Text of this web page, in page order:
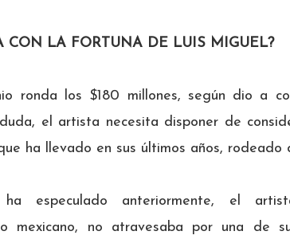
CON LA FORTUNA DE LUIS MIGUEL?
ronda los $180 millones, según dio a
el artista necesita disponer de
ha llevado en sus últimos años, rodeado
especulado anteriormente, el
mexicano, no atravesaba por una de